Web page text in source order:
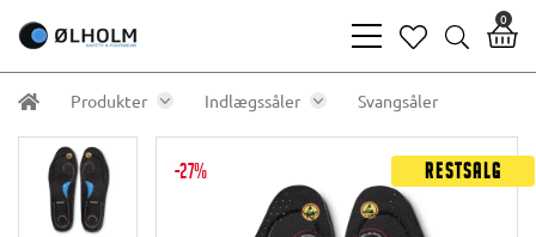
bars
light
heart
search
0
Produkter Indlægssåler Svangsåler
-27% Restsalg